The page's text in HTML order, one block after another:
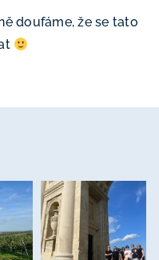
doufáme, že se tato